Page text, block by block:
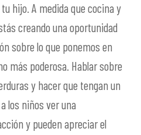
hijo. A medida que cocina y
creando una oportunidad
sobre lo que ponemos en
más poderosa. Hablar sobre
y hacer que tengan un
los niños ver una
y pueden apreciar el